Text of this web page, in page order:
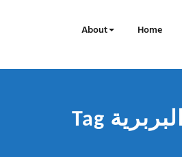
About Home
Tag البربرية